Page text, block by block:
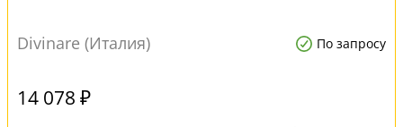
Divinare (Италия) По запросу
14 078 ₽